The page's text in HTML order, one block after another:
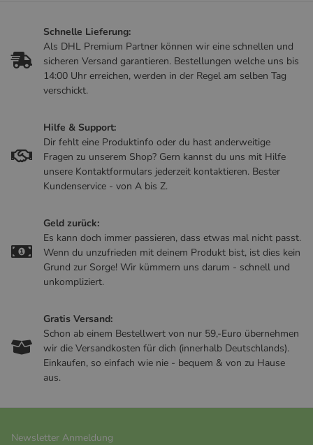
Schnelle Lieferung:
Als DHL Premium Partner können wir eine schnellen und
sicheren Versand garantieren. Bestellungen welche uns bis
14:00 Uhr erreichen, werden in der Regel am selben Tag
verschickt.
Hilfe & Support:
Dir fehlt eine Produktinfo oder du hast anderweitige
Fragen zu unserem Shop? Gern kannst du uns mit Hilfe
unsere Kontaktformulars jederzeit kontaktieren. Bester
Kundenservice - von A bis Z.
Geld zurück:
Es kann doch immer passieren, dass etwas mal nicht passt.
Wenn du unzufrieden mit deinem Produkt bist, ist dies kein
Grund zur Sorge! Wir kümmern uns darum - schnell und
unkompliziert.
Gratis Versand:
Schon ab einem Bestellwert von nur 59,-Euro übernehmen
wir die Versandkosten für dich (innerhalb Deutschlands).
Einkaufen, so einfach wie nie - bequem & von zu Hause
aus.
Newsletter Anmeldung